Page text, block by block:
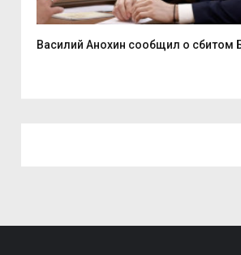
Василий Анохин сообщил о сбитом